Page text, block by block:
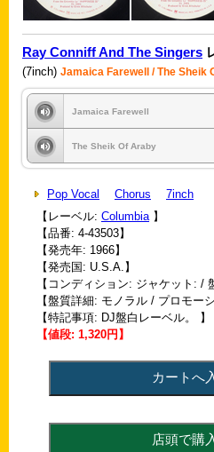
Ray Conniff And The Singers
(7inch) Jamaica Farewell / The Sheik
Jamaica Farewell
The Sheik Of Araby
Pop Vocal Chorus
7inch
【レーベル: Columbia】
【品番: 4-43503】
【発売年: 1966】
【発売国: U.S.A.】
【コンディション: ジャケット: /
【盤質詳細: モノラル / プロモー
【特記事項: DJ盤白レーベル。 】
【値段: 1,320円】